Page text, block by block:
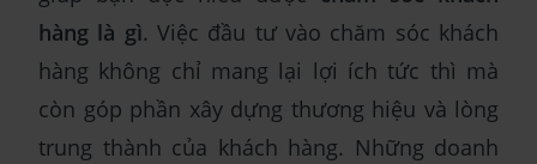
hàng là gì. Việc đầu tư vào chăm sóc khách
hàng không chỉ mang lại lợi ích tức thì mà
còn góp phần xây dựng thương hiệu và lòng
trung thành của khách hàng. Những doanh